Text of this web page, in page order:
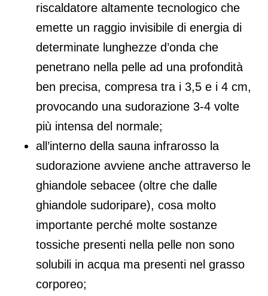
riscaldatore altamente tecnologico che
emette un raggio invisibile di energia di
determinate lunghezze d’onda che
penetrano nella pelle ad una profondità
ben precisa, compresa tra i 3,5 e i 4 cm,
provocando una sudorazione 3-4 volte
più intensa del normale;
all’interno della sauna infrarosso la
sudorazione avviene anche attraverso le
ghiandole sebacee (oltre che dalle
ghiandole sudoripare), cosa molto
importante perché molte sostanze
tossiche presenti nella pelle non sono
solubili in acqua ma presenti nel grasso
corporeo;